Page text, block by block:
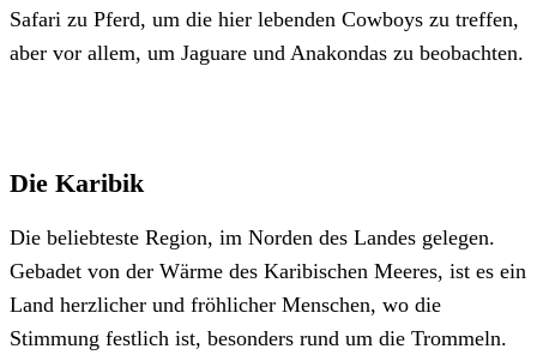
Safari zu Pferd, um die hier lebenden Cowboys zu treffen,
aber vor allem, um Jaguare und Anakondas zu beobachten.
Die Karibik
Die beliebteste Region, im Norden des Landes gelegen.
Gebadet von der Wärme des Karibischen Meeres, ist es ein
Land herzlicher und fröhlicher Menschen, wo die
Stimmung festlich ist, besonders rund um die Trommeln.